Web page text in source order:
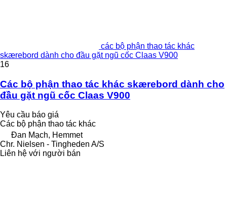
các bộ phận thao tác khác
skærebord dành cho đầu gặt ngũ cốc Claas V900
16
Các bộ phận thao tác khác skærebord dành cho
đầu gặt ngũ cốc Claas V900
Yêu cầu báo giá
Các bộ phận thao tác khác
Đan Mạch, Hemmet
Chr. Nielsen - Tingheden A/S
Liên hệ với người bán